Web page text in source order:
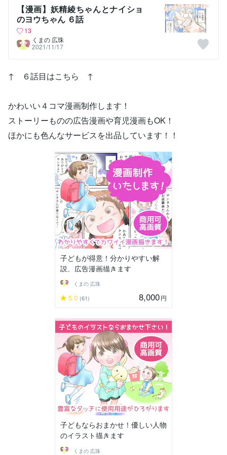
【漫画】妖精綾ちゃんとナイショ
のヨウちゃん ６話
13
くまの 広珠
2021/11/17
↑ ６話目はこちら ↑
かわいい４コマ漫画制作します！
ストーリーものの広告漫画や育児漫画もOK！
ほかにも色んなサービスを出品しています！！
子どもが得意！分かりやすい解
説、広告漫画描きます
くまの 広珠
5.0 (61) 8,000円
子どもならおまかせ！優しい人物
のイラスト描きます
くまの 広珠